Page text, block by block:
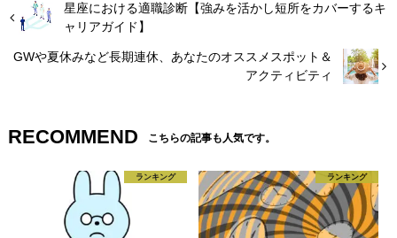
星座における適職診断【強みを活かし短所をカバーするキ
ャリアガイド】
GWや夏休みなど長期連休、あなたのオススメスポット＆
アクティビティ
RECOMMEND こちらの記事も人気です。
ランキング ランキング